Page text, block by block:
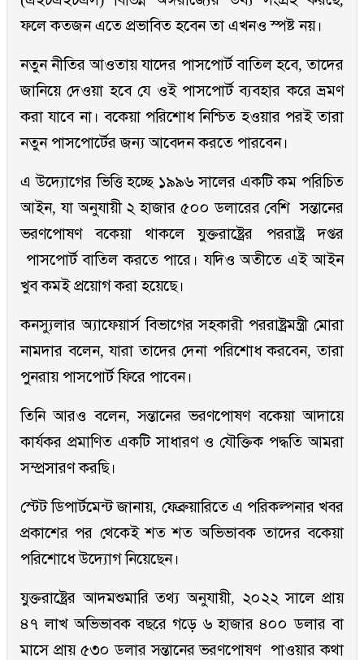
ফলে কতজন এতে প্রভাবিত হবেন তা এখনও স্পষ্ট নয়।
নতুন নীতির আওতায় যাদের পাসপোর্ট বাতিল হবে, তাদের
জানিয়ে দেওয়া হবে যে ওই পাসপোর্ট ব্যবহার করে ভ্রমণ
করা যাবে না। বকেয়া পরিশোধ নিশ্চিত হওয়ার পরই তারা
নতুন পাসপোর্টের জন্য আবেদন করতে পারবেন।
এ উদ্যোগের ভিত্তি হচ্ছে ১৯৯৬ সালের একটি কম পরিচিত
আইন, যা অনুযায়ী ২ হাজার ৫০০ ডলারের বেশি সন্তানের
ভরণপোষণ বকেয়া থাকলে যুক্তরাষ্ট্রের পররাষ্ট্র দপ্তর
পাসপোর্ট বাতিল করতে পারে। যদিও অতীতে এই আইন
খুব কমই প্রয়োগ করা হয়েছে।
কনস্যুলার অ্যাফেয়ার্স বিভাগের সহকারী পররাষ্ট্রমন্ত্রী মোরা
নামদার বলেন, যারা তাদের দেনা পরিশোধ করবেন, তারা
পুনরায় পাসপোর্ট ফিরে পাবেন।
তিনি আরও বলেন, সন্তানের ভরণপোষণ বকেয়া আদায়ে
কার্যকর প্রমাণিত একটি সাধারণ ও যৌক্তিক পদ্ধতি আমরা
সম্প্রসারণ করছি।
স্টেট ডিপার্টমেন্ট জানায়, ফেব্রুয়ারিতে এ পরিকল্পনার খবর
প্রকাশের পর থেকেই শত শত অভিভাবক তাদের বকেয়া
পরিশোধে উদ্যোগ নিয়েছেন।
যুক্তরাষ্ট্রের আদমশুমারি তথ্য অনুযায়ী, ২০২২ সালে প্রায়
৪৭ লাখ অভিভাবক বছরে গড়ে ৬ হাজার ৪০০ ডলার বা
মাসে প্রায় ৫৩০ ডলার সন্তানের ভরণপোষণ পাওয়ার কথা